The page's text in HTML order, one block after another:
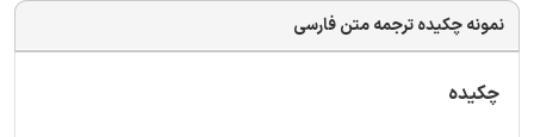
نمونه چکیده ترجمه متن فارسی
چکیده